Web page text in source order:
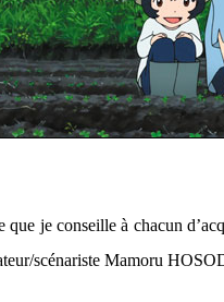
que je conseille à chacun
scénariste Mamoru